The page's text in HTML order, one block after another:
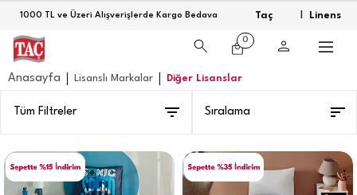
1000 TL ve Üzeri Alışverişlerde Kargo Bedava Taç Linens
0
Anasayfa Lisanslı Markalar Diğer Lisanslar
Tüm Filtreler Sıralama